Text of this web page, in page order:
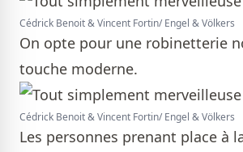
Cédrick Benoit & Vincent Fortin/ Engel & Völkers
On opte pour une robinetterie
touche moderne.
Cédrick Benoit & Vincent Fortin/ Engel & Völkers
Les personnes prenant place à